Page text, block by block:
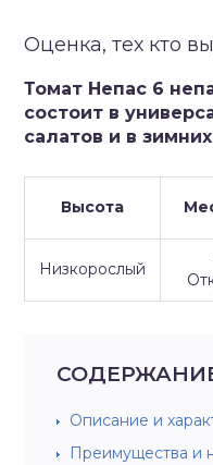
Оценка, тех кто
Томат Непас 6
состоит в
салатов и в
Высота
Низкорослый
Описание и
Преимущества и